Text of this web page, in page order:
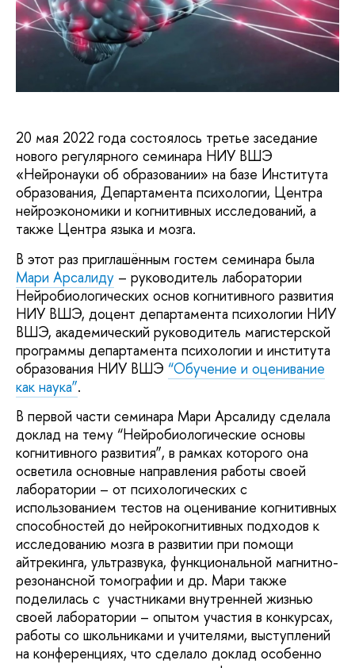
20 мая 2022 года состоялось третье заседание
нового регулярного семинара НИУ ВШЭ
«Нейронауки об образовании» на базе Института
образования, Департамента психологии, Центра
нейроэкономики и когнитивных исследований, а
также Центра языка и мозга.
В этот раз приглашённым гостем семинара была
Мари Арсалиду – руководитель лаборатории
Нейробиологических основ когнитивного развития
НИУ ВШЭ, доцент департамента психологии НИУ
ВШЭ, академический руководитель магистерской
программы департамента психологии и института
образования НИУ ВШЭ “Обучение и оценивание
как наука”.
В первой части семинара Мари Арсалиду сделала
доклад на тему “Нейробиологические основы
когнитивного развития”, в рамках которого она
осветила основные направления работы своей
лаборатории – от психологических с
использованием тестов на оценивание когнитивных
способностей до нейрокогнитивных подходов к
исследованию мозга в развитии при помощи
айтрекинга, ультразвука, функциональной магнитно-
резонансной томографии и др. Мари также
поделилась с участниками внутренней жизнью
своей лаборатории – опытом участия в конкурсах,
работы со школьниками и учителями, выступлений
на конференциях, что сделало доклад особенно